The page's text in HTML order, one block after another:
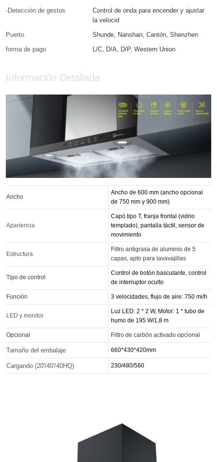
-Detección de gestos
Control de onda para encender y ajustar
la velocid
Puerto
Shunde, Nanshan, Cantón, Shenzhen
forma de pago
L/C, D/A, D/P, Western Union
Información Detallada
Ancho
Ancho de 600 mm (ancho opcional
de 750 mm y 900 mm)
Apariencia
Capó tipo T, franja frontal (vidrio
templado), pantalla táctil, sensor de
movimiento
Estructura
Filtro antigrasa de aluminio de 5
capas, apto para lavavajillas
Tipo de control
Control de botón basculante, control
de interruptor oculto
Función 3 velocidades, flujo de aire: 750 mi/h
LED y monitor
Luz LED: 2 * 2 W, Motor: 1 * tubo de
humo de 195 W/1,8 m
Opcional Filtro de carbón activado opcional
Tamaño del embalaje 660*430*420mm
Cargando (20'/40'/40HQ) 230/480/560